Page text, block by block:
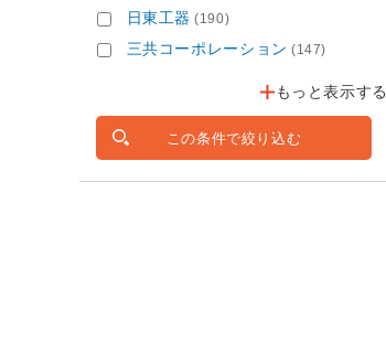
日東工器 (190)
三共コーポレーション (147)
もっと表示する
この条件で絞り込む